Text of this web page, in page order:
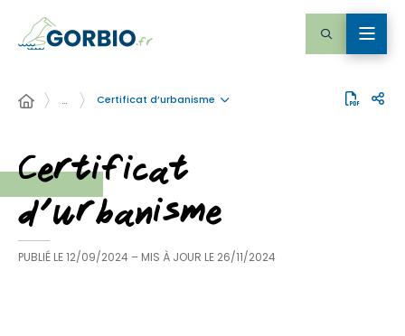
… Certificat d’urbanisme
Certificat
d’urbanisme
PUBLIÉ LE12/09/2024 – MIS À JOUR LE 26/11/2024